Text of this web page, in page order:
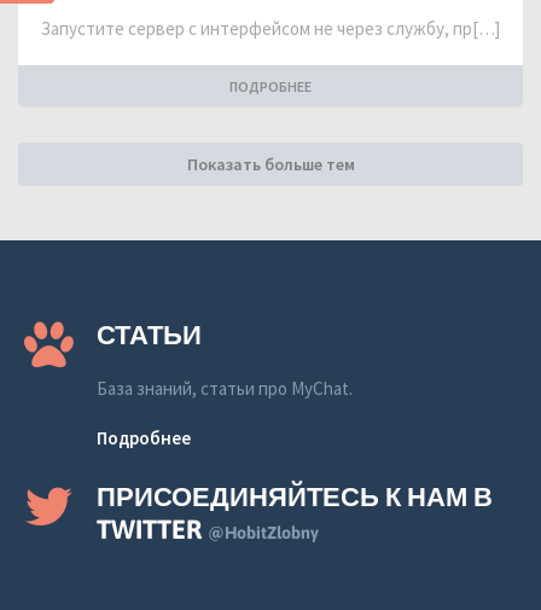
Запустите сервер с интерфейсом не через службу, пр[…]
ПОДРОБНЕЕ
Показать больше тем
СТАТЬИ
База знаний, статьи про MyChat.
Подробнее
ПРИСОЕДИНЯЙТЕСЬ К НАМ В
TWITTER @HobitZlobny